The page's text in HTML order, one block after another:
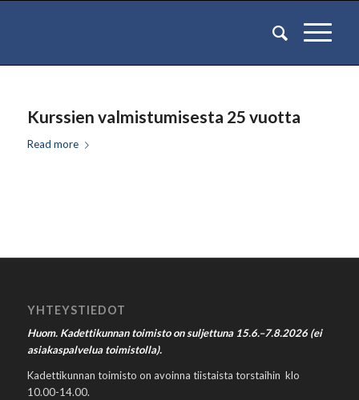
Kurssien valmistumisesta 25 vuotta
Read more
YHTEYSTIEDOT
Huom. Kadettikunnan toimisto on suljettuna 15.6.–7.8.2026 (ei
asiakaspalvelua toimistolla).
Kadettikunnan toimisto on avoinna tiistaista torstaihin klo
10.00-14.00.